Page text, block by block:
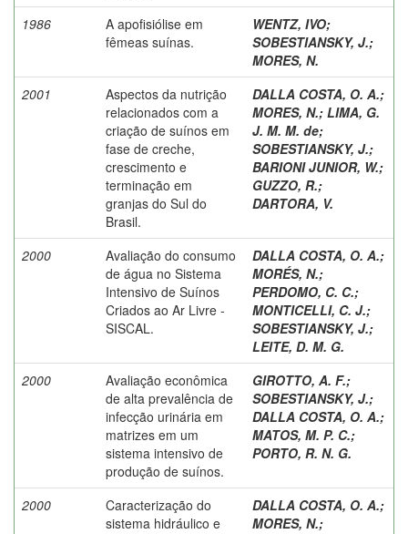
1986
A apofisiólise em
fêmeas suínas.
WENTZ, IVO;
SOBESTIANSKY, J.;
MORES, N.
2001
Aspectos da nutrição
relacionados com a
criação de suínos em
fase de creche,
crescimento e
terminação em
granjas do Sul do
Brasil.
DALLA COSTA, O. A.;
MORES, N.; LIMA, G.
J. M. M. de;
SOBESTIANSKY, J.;
BARIONI JUNIOR, W.;
GUZZO, R.;
DARTORA, V.
2000
Avaliação do consumo
de água no Sistema
Intensivo de Suínos
Criados ao Ar Livre -
SISCAL.
DALLA COSTA, O. A.;
MORÉS, N.;
PERDOMO, C. C.;
MONTICELLI, C. J.;
SOBESTIANSKY, J.;
LEITE, D. M. G.
2000
Avaliação econômica
de alta prevalência de
infecção urinária em
matrizes em um
sistema intensivo de
produção de suínos.
GIROTTO, A. F.;
SOBESTIANSKY, J.;
DALLA COSTA, O. A.;
MATOS, M. P. C.;
PORTO, R. N. G.
2000
Caracterização do
sistema hidráulico e
DALLA COSTA, O. A.;
MORES, N.;